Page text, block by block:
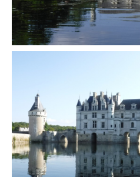
Section « Compétition
Calendrier des
Entraînements
Les bassins
Objectifs «
Résultats